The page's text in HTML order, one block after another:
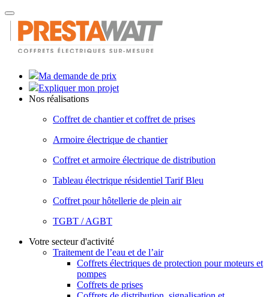
Toggle
navigation
Ma demande de prix
Expliquer mon projet
Nos réalisations
Coffret de chantier et coffret de prises
Armoire électrique de chantier
Coffret et armoire électrique de distribution
Tableau électrique résidentiel Tarif Bleu
Coffret pour hôtellerie de plein air
TGBT / AGBT
Votre secteur d'activité
Traitement de l’eau et de l’air
Coffrets électriques de protection pour moteurs et
pompes
Coffrets de prises